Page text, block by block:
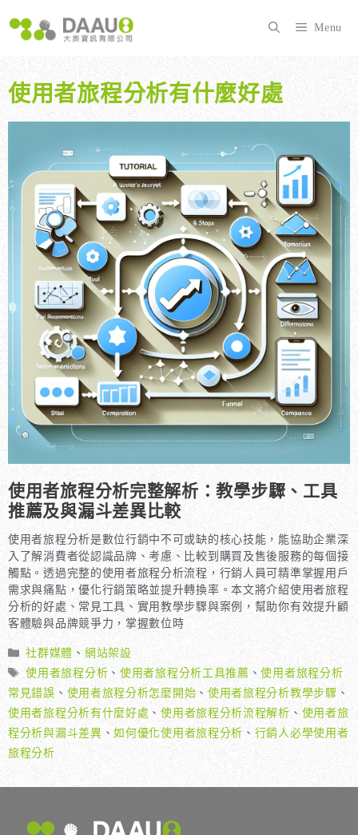
至
內
容
Menu
使用者旅程分析有什麼好處
使用者旅程分析完整解析：教學步驟、工具
推薦及與漏斗差異比較
使用者旅程分析是數位行銷中不可或缺的核心技能，能協助企業深
入了解消費者從認識品牌、考慮、比較到購買及售後服務的每個接
觸點。透過完整的使用者旅程分析流程，行銷人員可精準掌握用戶
需求與痛點，優化行銷策略並提升轉換率。本文將介紹使用者旅程
分析的好處、常見工具、實用教學步驟與案例，幫助你有效提升顧
客體驗與品牌競爭力，掌握數位時
分
類
社群媒體 、 網站架設
標
籤
使用者旅程分析 、 使用者旅程分析工具推薦 、使用者旅程分析
常見錯誤 、 使用者旅程分析怎麼開始 、 使用者旅程分析教學步驟 、
使用者旅程分析有什麼好處 、使用者旅程分析流程解析 、 使用者旅
程分析與漏斗差異 、如何優化使用者旅程分析 、 行銷人必學使用者
旅程分析